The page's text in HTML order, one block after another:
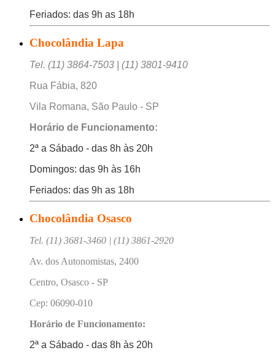
Feriados: das 9h as 18h
Chocolândia Lapa
Tel. (11) 3864-7503 | (11) 3801-9410
Rua Fábia, 820
Vila Romana, São Paulo - SP
Horário de Funcionamento:
2ª a Sábado - das 8h às 20h
Domingos: das 9h às 16h
Feriados: das 9h as 18h
Chocolândia Osasco
Tel. (11) 3681-3460 | (11) 3861-2920
Av. dos Autonomistas, 2400
Centro, Osasco - SP
Cep: 06090-010
Horário de Funcionamento:
2ª a Sábado - das 8h às 20h